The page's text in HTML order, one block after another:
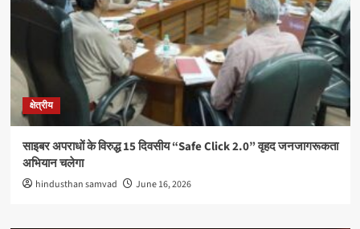
क्षेत्रीय
साइबर अपराधों के विरुद्ध 15 दिवसीय “Safe Click 2.0” वृहद जनजागरूकता
अभियान चलेगा
hindusthan samvad June 16, 2026